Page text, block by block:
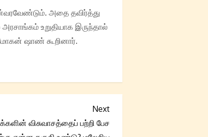
அதை தவிர்த்து
உறுதியாக இருந்தால்
ஷாண் கூறினார்.
Next
Post
Next
விசுவாசத்தைப் பற்றி பேச